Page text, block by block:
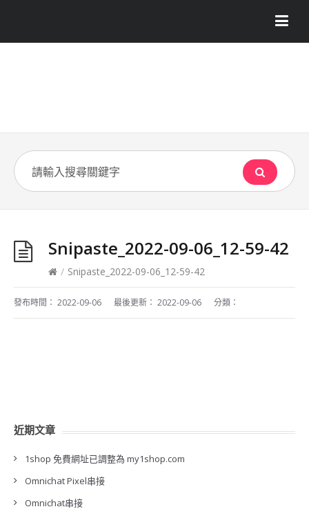
Snipaste_2022-09-06_12-59-42
/ Snipaste_2022-09-06_12-59-42
發布時間： 2022-09-06 最後更新： 2022-09-06 分類：
近期文章
1shop 免費網址已調整為 my1shop.com
Omnichat Pixel串接
Omnichat串接